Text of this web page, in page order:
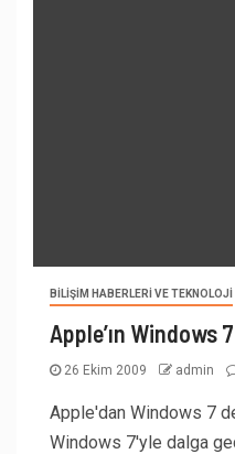
BILIŞIM HABERLERI VE TEKNOLOJI
Apple’ın Windows
26 Ekim 2009 admin
Apple'dan Windows 7
Windows 7'yle dalga